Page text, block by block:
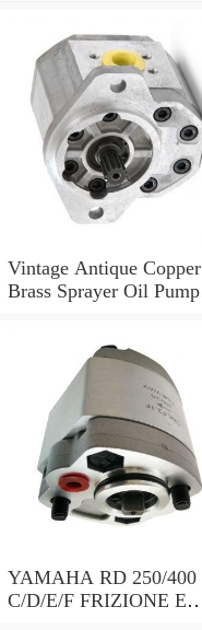
Vintage Antique Copper
Brass Sprayer Oil Pump
YAMAHA RD 250/400
C/D/E/F FRIZIONE E